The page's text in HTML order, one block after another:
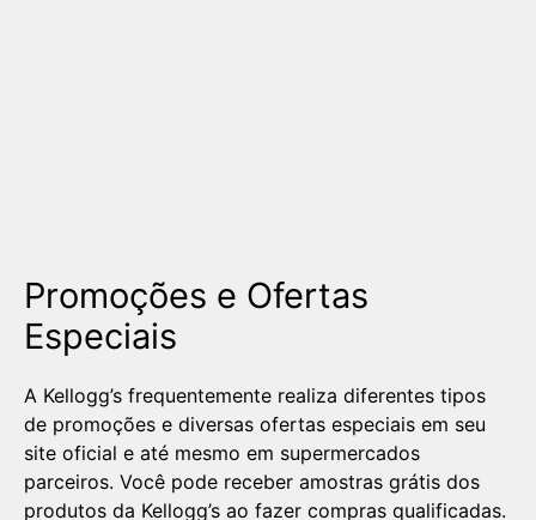
Promoções e Ofertas
Especiais
A Kellogg’s frequentemente realiza diferentes tipos
de promoções e diversas ofertas especiais em seu
site oficial e até mesmo em supermercados
parceiros. Você pode receber amostras grátis dos
produtos da Kellogg’s ao fazer compras qualificadas.